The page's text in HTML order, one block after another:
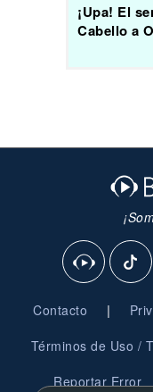
¡Upa! El
Cabello a
Contacto |
Términos de Uso /
Reportar Error